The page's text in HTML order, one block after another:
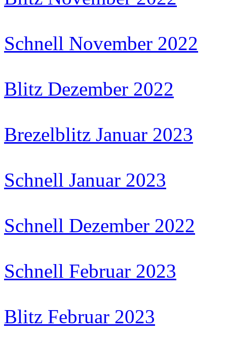
Schnell November 2022
Blitz Dezember 2022
Brezelblitz Januar 2023
Schnell Januar 2023
Schnell Dezember 2022
Schnell Februar 2023
Blitz Februar 2023